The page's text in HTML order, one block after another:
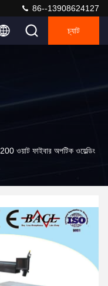
86--13908624127
চ্যাট
200 ওয়াট ফাইবার অপটিক ওয়েল্ডিং